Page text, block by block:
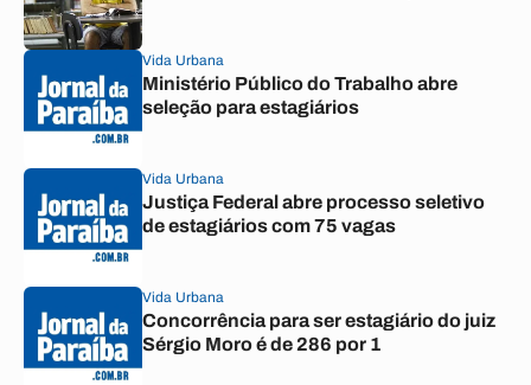
Vida Urbana
Ministério Público do Trabalho abre
seleção para estagiários
Vida Urbana
Justiça Federal abre processo seletivo
de estagiários com 75 vagas
Vida Urbana
Concorrência para ser estagiário do juiz
Sérgio Moro é de 286 por 1